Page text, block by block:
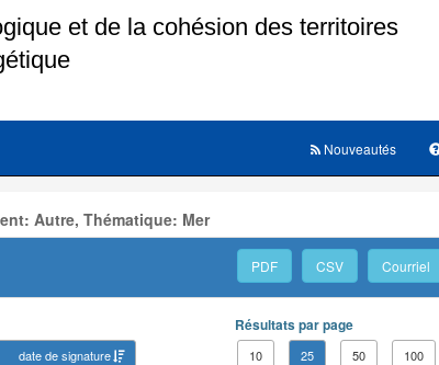
Nouveautés
Autre, Thématique: Mer
PDF CSV Courriel
date de signature
Résultats par page
10 25 50 100